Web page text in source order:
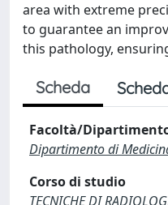
area with extreme
to guarantee an
this pathology,
Scheda
Facoltà/
Dipartimento di
Corso di studio
TECNICHE DI